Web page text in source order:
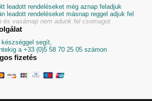
leadott rendeléseket még aznap feladjuk
leadott rendeléseket másnap reggel adjuk fel
és vasárnap nem adunk fel csomagot
segít,
a +33 (0)5 58 70 25 05 számon
fizetés